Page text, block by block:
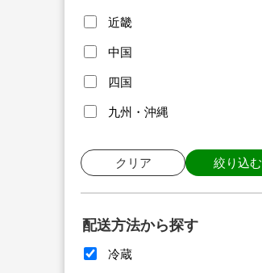
近畿
中国
四国
九州・沖縄
クリア 絞り込む
配送方法から探す
冷蔵